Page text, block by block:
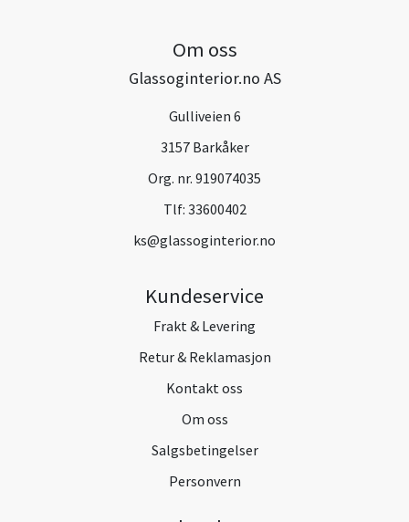
Om oss
Glassoginterior.no AS
Gulliveien 6
3157 Barkåker
Org. nr. 919074035
Tlf: 33600402
ks@glassoginterior.no
Kundeservice
Frakt & Levering
Retur & Reklamasjon
Kontakt oss
Om oss
Salgsbetingelser
Personvern